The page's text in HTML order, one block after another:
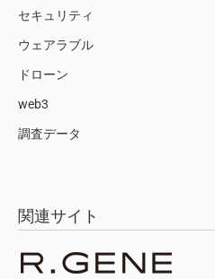
セキュリティ
ウェアラブル
ドローン
web3
調査データ
関連サイト